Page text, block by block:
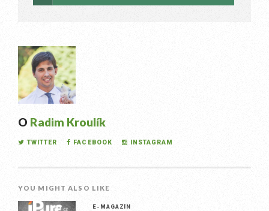
O Radim Kroulík
TWITTER FACEBOOK INSTAGRAM
YOU MIGHT ALSO LIKE
E-MAGAZÍN